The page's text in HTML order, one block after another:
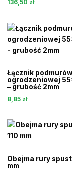
136,50 zł
Łącznik
ogrodzeniowej
– grubość 2mm
8,85 zł
Obejma rury
mm